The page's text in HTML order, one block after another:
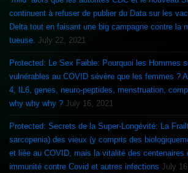
continuent à refuser de publier du Data sur les
Delta tout en faisant une big campagne contre la
tueuse. July 22, 2021
Protected: Le Sex Faible: Pourquoi les Hommes
vulnérables au COVID sévère que les femmes ?
4, IL6, genes, neuro-peptides, menstruation,
why why why ? July 16, 2021
Protected: Secrets de la Super-Longévité: La Frailty (faiblesse via
sarcopenia) des vieux (y compris des
et liée au COVID, mais la vitalité des centenaires
immunité contre Covid et autres infections July